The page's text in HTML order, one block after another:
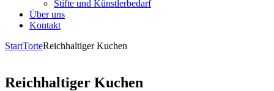
Stifte und Künstlerbedarf
Über uns
Kontakt
StartTorteReichhaltiger Kuchen
Reichhaltiger Kuchen